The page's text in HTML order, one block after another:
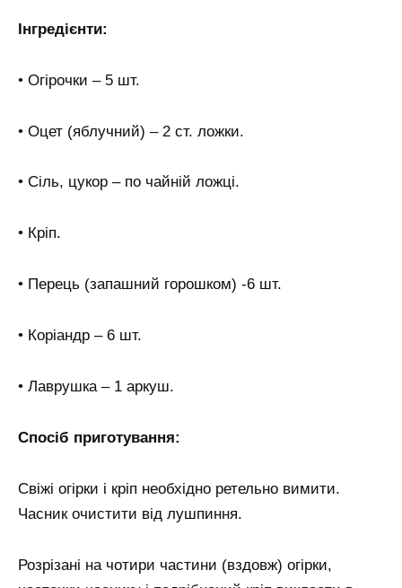
Інгредієнти:
• Огірочки – 5 шт.
• Оцет (яблучний) – 2 ст. ложки.
• Сіль, цукор – по чайній ложці.
• Кріп.
• Перець (запашний горошком) -6 шт.
• Коріандр – 6 шт.
• Лаврушка – 1 аркуш.
Спосіб приготування:
Свіжі огірки і кріп необхідно ретельно вимити.
Часник очистити від лушпиння.
Розрізані на чотири частини (вздовж) огірки,